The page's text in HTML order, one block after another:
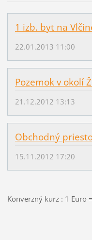
1 izb. byt na
22.01.2013 11:00
Pozemok v okolí
21.12.2012 13:13
Obchodný
15.11.2012 17:20
Konverzný kurz : 1 Euro